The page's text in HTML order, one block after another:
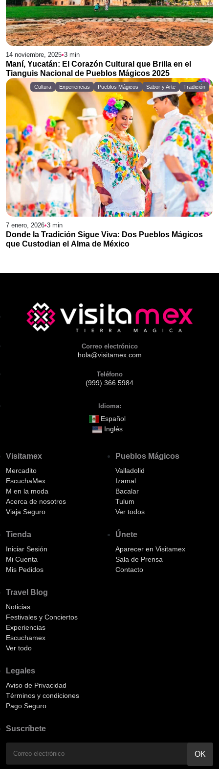
14 noviembre, 2025•3 min
Maní, Yucatán: El Corazón Cultural que Brilla en el
Tianguis Nacional de Pueblos Mágicos 2025
Cultura Experiencias Pueblos Mágicos Sabor y Arte Tradición
7 enero, 2026•3 min
Donde la Tradición Sigue Viva: Dos Pueblos Mágicos
que Custodian el Alma de México
Correo electrónico
hola@visitamex.com
Teléfono
(999) 366 5984
Idioma:
Español
Inglés
Visitamex
Mercadito
EscuchaMex
M en la moda
Acerca de nosotros
Viaja Seguro
Tienda
Iniciar Sesión
Mi Cuenta
Mis Pedidos
Pueblos Mágicos
Valladolid
Izamal
Bacalar
Tulum
Ver todos
Únete
Aparecer en Visitamex
Sala de Prensa
Contacto
Travel Blog
Noticias
Festivales y Conciertos
Experiencias
Escuchamex
Ver todo
Legales
Aviso de Privacidad
Términos y condiciones
Pago Seguro
Suscríbete